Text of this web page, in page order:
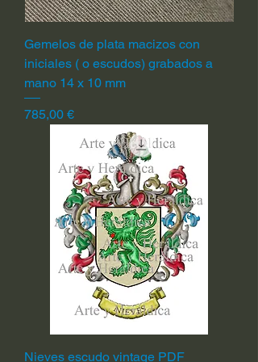
Gemelos de plata macizos con
iniciales ( o escudos) grabados a
mano 14 x 10 mm
Precio
785,00 €
Nieves escudo vintage PDF